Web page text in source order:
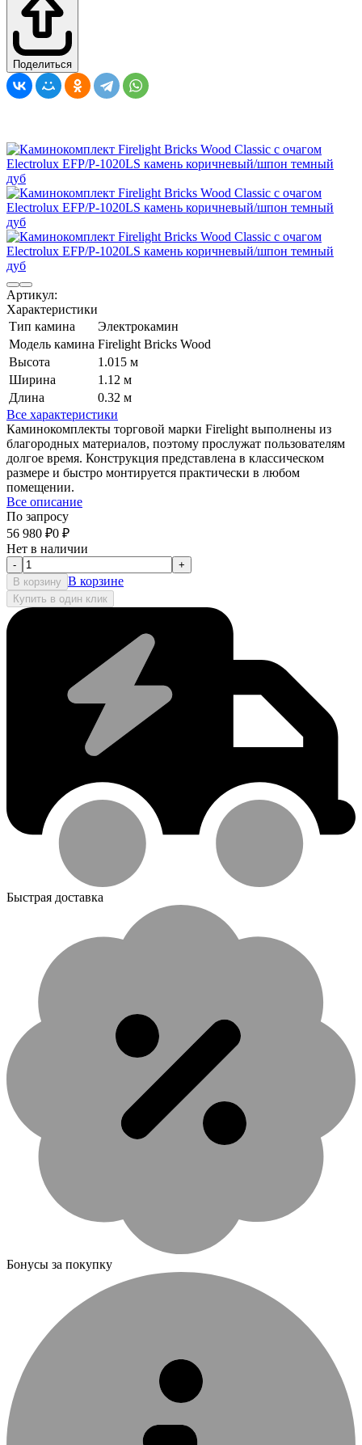
Поделиться
Артикул:
Характеристики
Тип камина
Электрокамин
Модель камина Firelight Bricks Wood
Высота
1.015 м
Ширина
1.12 м
Длина
0.32 м
Все характеристики
Каминокомплекты торговой марки Firelight выполнены из
благородных материалов, поэтому прослужат пользователям
долгое время. Конструкция представлена в классическом
размере и быстро монтируется практически в любом
помещении.
Все описание
По запросу
56 980 ₽0 ₽
Нет в наличии
-
+
В корзину В корзине
Купить в один клик
Быстрая доставка
Бонусы за покупку